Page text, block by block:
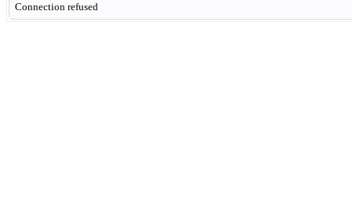
Connection refused